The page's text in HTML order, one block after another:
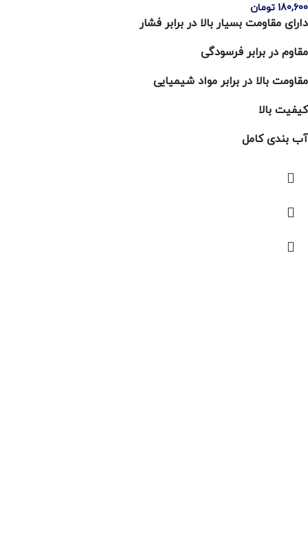
180,600 تومان
دارای مقاومت بسیار بالا در برابر فشار
مقاوم در برابر فرسودگی
مقاومت بالا در برابر مواد شیمیایی
کیفیت بالا
آب بندی کامل